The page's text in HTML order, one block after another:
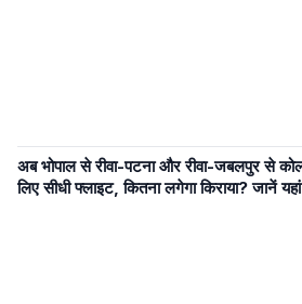
अब भोपाल से रीवा-पटना और रीवा-जबलपुर से कोलकाता के
लिए सीधी फ्लाइट, कितना लगेगा किराया? जानें यहां